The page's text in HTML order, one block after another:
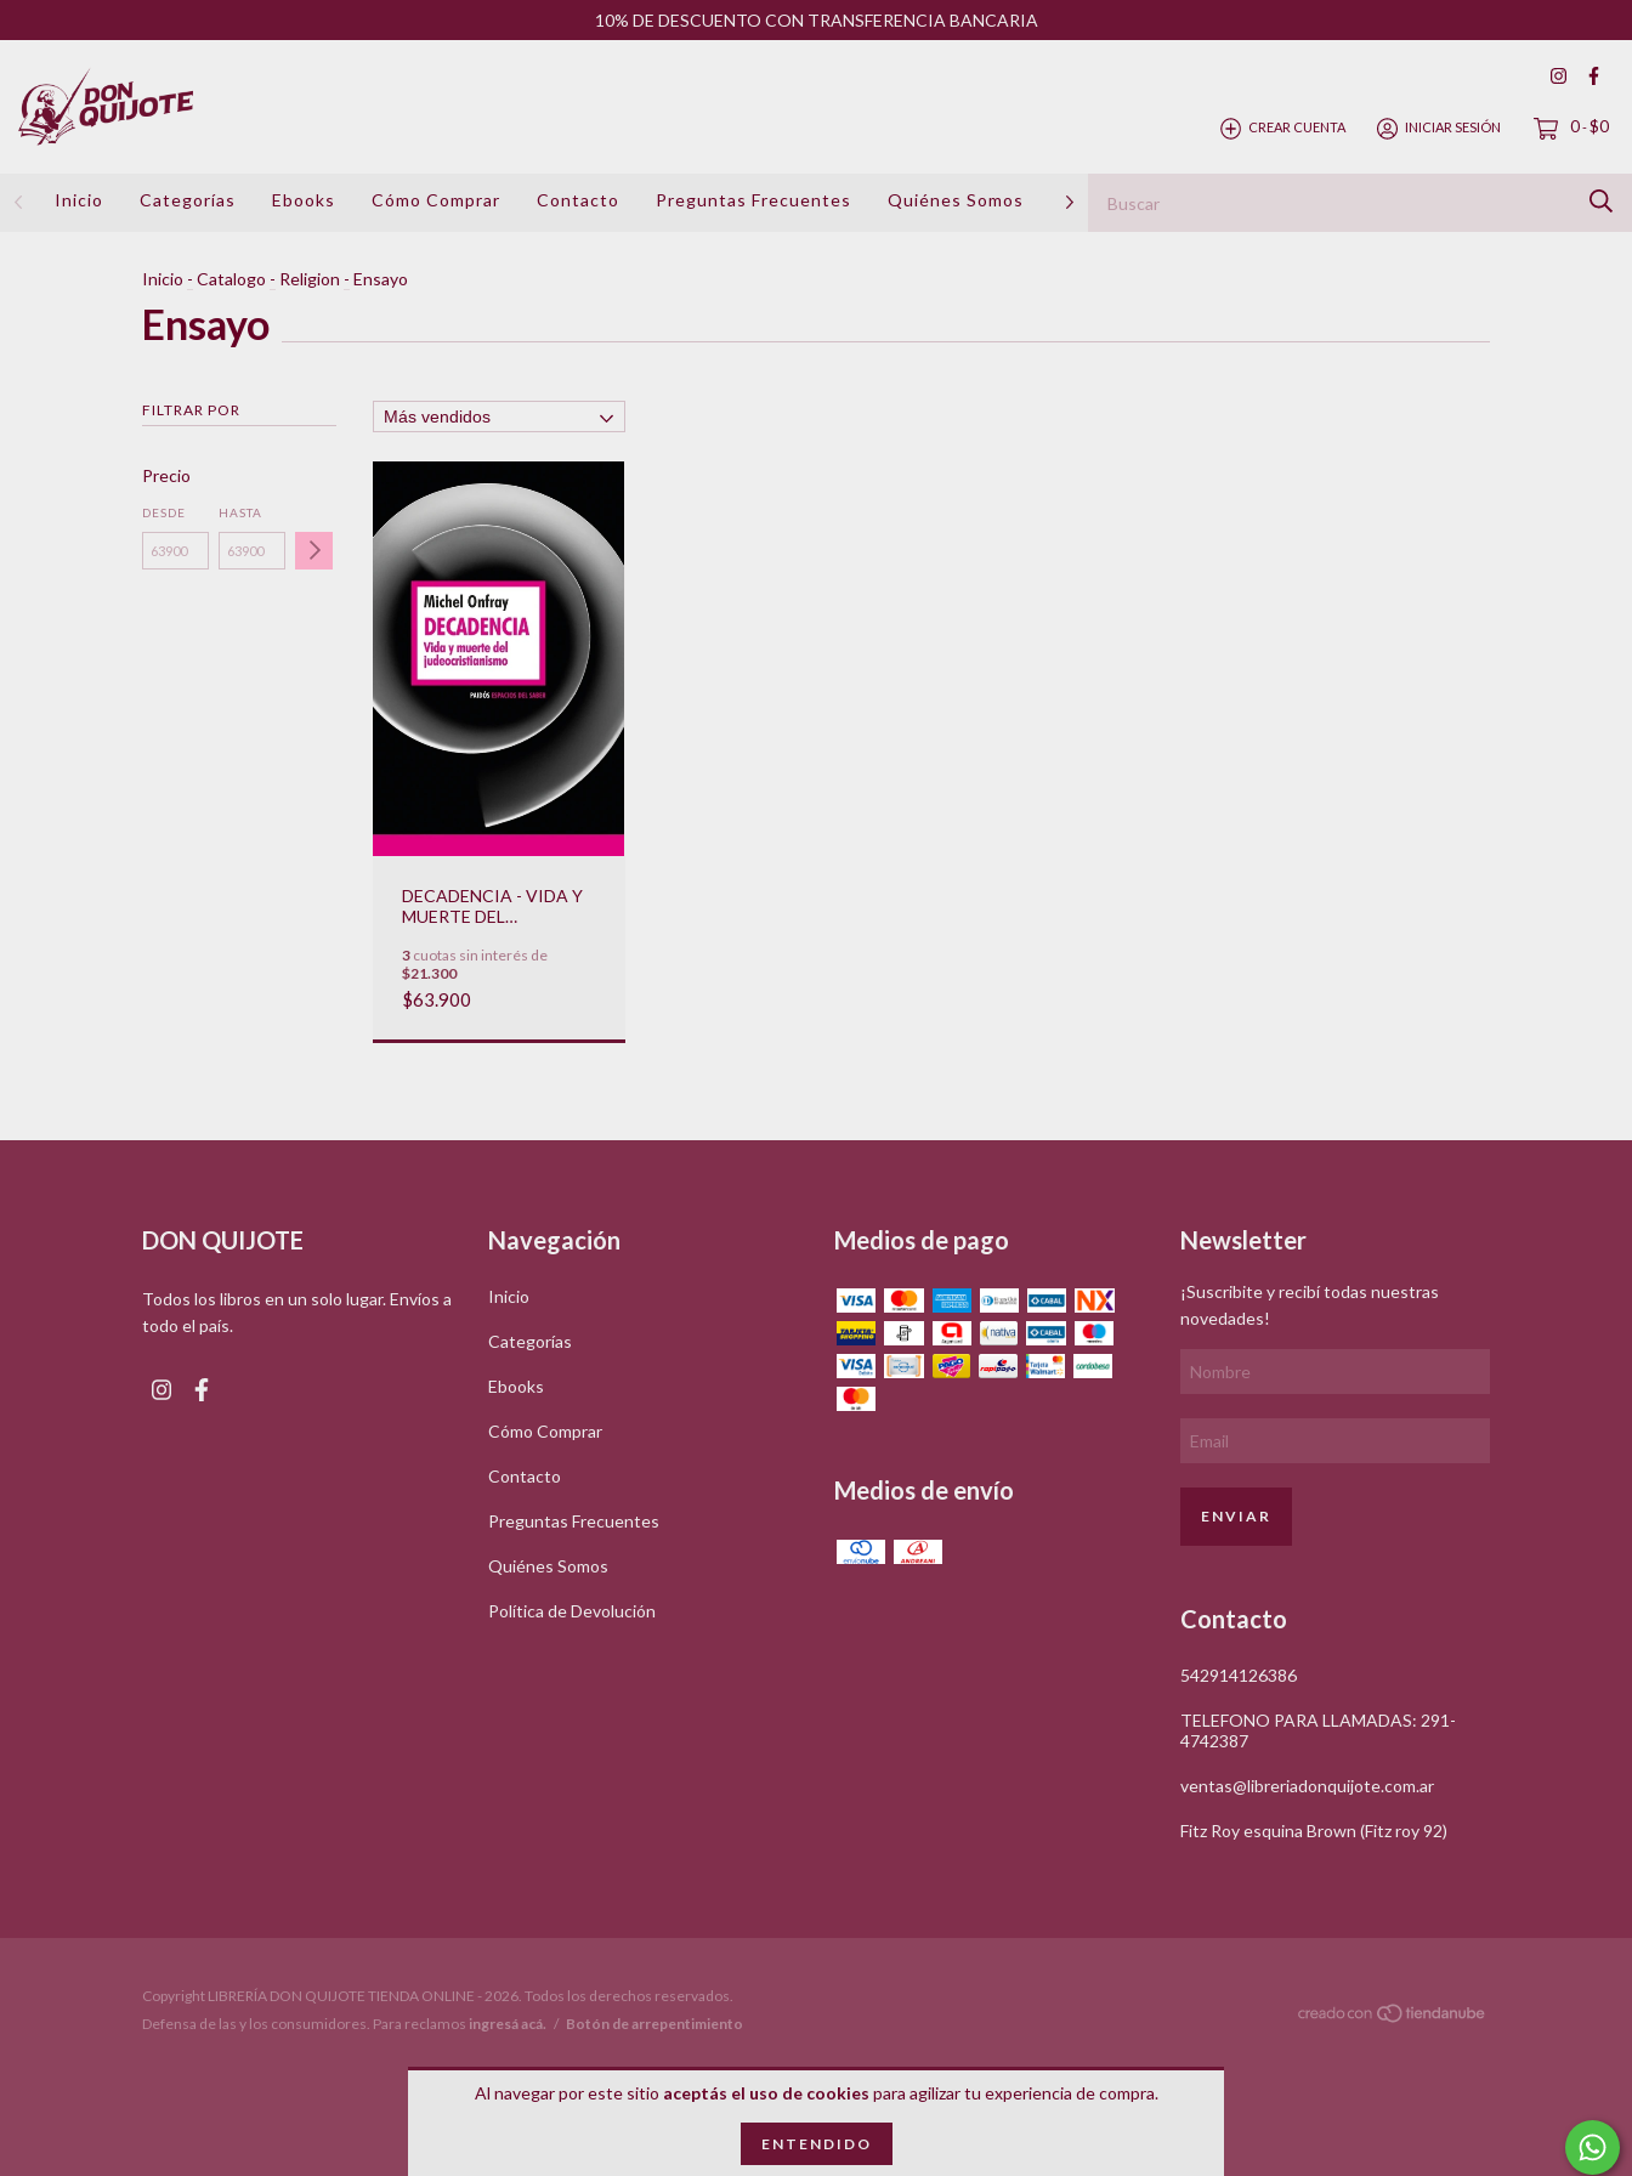
10% DE DESCUENTO CON TRANSFERENCIA BANCARIA
CREAR CUENTA INICIAR SESIÓN 0-$0
Inicio Categorías Ebooks Cómo Comprar Contacto Preguntas Frecuentes Quiénes Somos Política de Devolución
Al navegar por este sitio aceptás el uso de cookies para agilizar tu experiencia de compra.
ENTENDIDO
Inicio - Catalogo - Religion - Ensayo
Ensayo
FILTRAR POR
Precio
DESDE HASTA
DECADENCIA - VIDA Y
MUERTE DEL
3 cuotas sin interés de
$21.300
$63.900
DON QUIJOTE
Todos los libros en un solo lugar. Envíos a
todo el país.
Navegación
Inicio
Categorías
Ebooks
Cómo Comprar
Contacto
Preguntas Frecuentes
Quiénes Somos
Política de Devolución
Medios de pago
Medios de envío
Newsletter
¡Suscribite y recibí todas nuestras
novedades!
Contacto
542914126386
TELEFONO PARA LLAMADAS: 291-
4742387
ventas@libreriadonquijote.com.ar
Fitz Roy esquina Brown (Fitz roy 92)
Copyright LIBRERÍA DON QUIJOTE TIENDA ONLINE - 2026. Todos los derechos reservados.
Defensa de las y los consumidores. Para reclamos ingresá acá. / Botón de arrepentimiento